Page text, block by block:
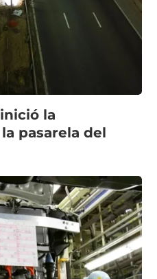
la
pasarela del